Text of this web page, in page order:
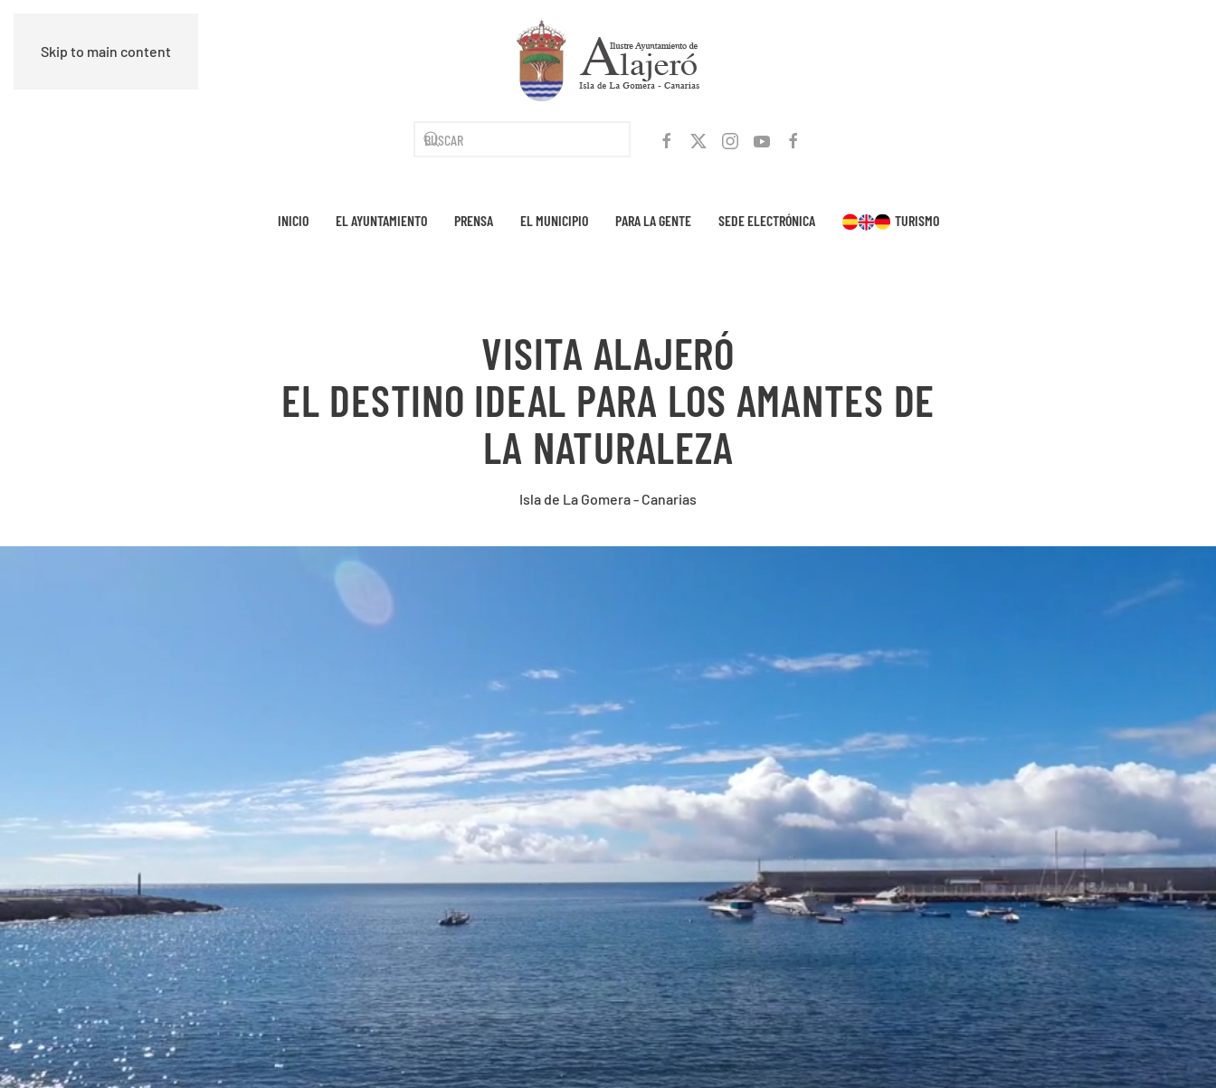
Skip to main content
INICIO EL AYUNTAMIENTO PRENSA EL MUNICIPIO PARA LA GENTE SEDE ELECTRÓNICA TURISMO
VISITA ALAJERÓ
EL DESTINO IDEAL PARA LOS AMANTES DE
LA NATURALEZA
Isla de La Gomera - Canarias